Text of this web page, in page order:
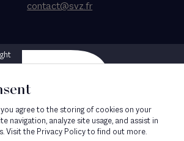
contact@svz.fr
Designed by Bonhomme
you agree to the storing of cookies on your
navigation, analyze site usage, and assist in
Visit the Privacy Policy to find out more.